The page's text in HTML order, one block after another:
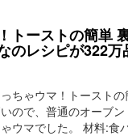
トーストの簡単
のレシピが322万
っちゃウマ！トースト
ので、普通のオーブ
ウマでした。 材料:食